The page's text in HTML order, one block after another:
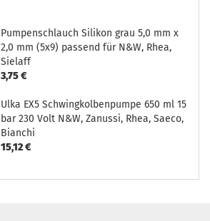
Pumpenschlauch Silikon grau 5,0 mm x
2,0 mm (5x9) passend für N&W, Rhea,
Sielaff
3,75 €
Ulka EX5 Schwingkolbenpumpe 650 ml 15
bar 230 Volt N&W, Zanussi, Rhea, Saeco,
Bianchi
15,12 €